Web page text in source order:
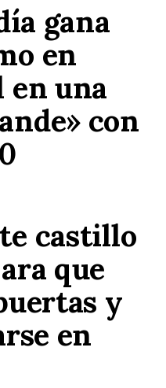
gana
en
en una
con
castillo
que
y
en